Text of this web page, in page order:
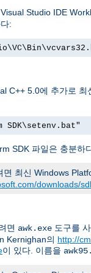
Studio IDE
:
C++ 5.0에 추가로
SDK 파일은 충분
면 최신 Windows
downloads/
면 awk.exe 도구를
Kernighan의 http://
이 있다. 이름을